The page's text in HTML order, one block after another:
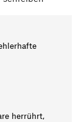
herrührt,